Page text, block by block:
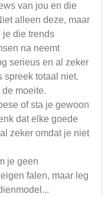
van jou en die
alleen deze, maar
je die trends
na neemt
serieus en al zeker
spreek totaal niet.
moeite.
of sta je gewoon
dat elke goede
zeker omdat je niet
je geen
falen, maar leg